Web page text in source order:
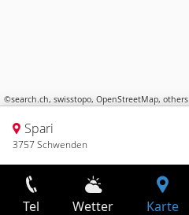
©search.ch, swisstopo, OpenStreetMap, others
Spari
3757 Schwenden
Tel Wetter Karte